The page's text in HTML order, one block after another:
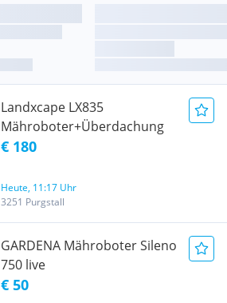
Landxcape LX835
Mähroboter+Überdachung
€ 180
Heute, 11:17 Uhr
3251 Purgstall
GARDENA Mähroboter Sileno
750 live
€ 50